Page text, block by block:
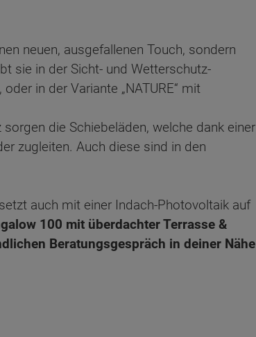
neuen, ausgefallenen Touch, sondern
sie in der Sicht- und Wetterschutz-
in der Variante „NATURE“ mit
die Schiebeläden, welche dank einer
zugleiten. Auch diese sind in den
auch mit einer Indach-Photovoltaik auf
100 mit überdachter Terrasse &
Beratungsgespräch in deiner Nähe